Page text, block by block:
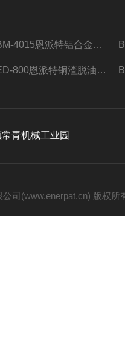
BM-4015恩派特铝合金屑压饼机 脱油效果好
ED-800恩派特铜渣脱油机废铜屑铝屑甩油机
青机械工业园
公司(www.enerpat.cn) 版权